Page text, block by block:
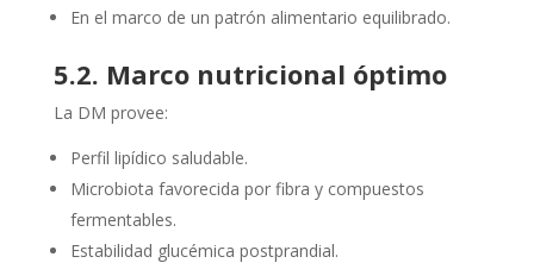
En el marco de un patrón alimentario equilibrado.
5.2. Marco nutricional óptimo
La DM provee:
Perfil lipídico saludable.
Microbiota favorecida por fibra y compuestos
fermentables.
Estabilidad glucémica postprandial.